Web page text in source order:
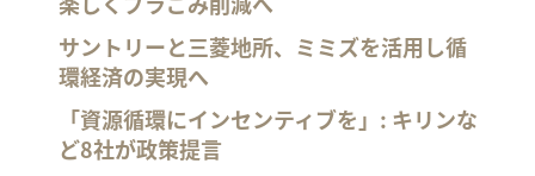
サントリーと三菱地所、ミミズを活用し循
環経済の実現へ
「資源循環にインセンティブを」: キリンな
ど8社が政策提言